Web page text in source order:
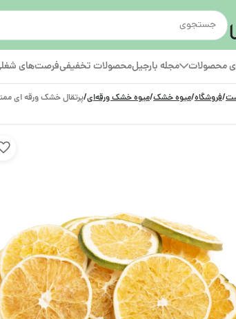
محصولات مجله بارجیلمحصولات تخفیفیفرصت‌های
/فروشگاه/میوه خشک/میوه خشک ورقه‌ای/پرتقال خشک ورقه ای